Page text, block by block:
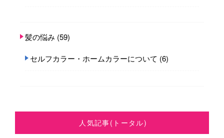
髪の悩み (59)
セルフカラー・ホームカラーについて (6)
人気記事(トータル)